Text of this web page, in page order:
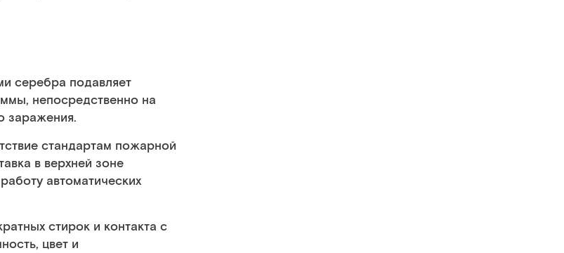
серебра подавляет
непосредственно на
заражения.
стандартам пожарной
в верхней зоне
автоматических
стирок и контакта с
цвет и